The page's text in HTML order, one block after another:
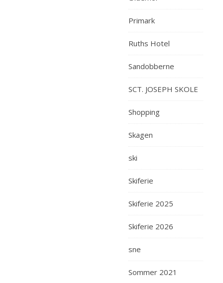
Primark
Ruths Hotel
Sandobberne
SCT. JOSEPH SKOLE
Shopping
Skagen
ski
Skiferie
Skiferie 2025
Skiferie 2026
sne
Sommer 2021